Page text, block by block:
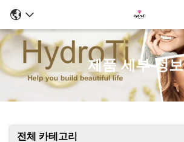
제품 세부 정보
전체 카테고리